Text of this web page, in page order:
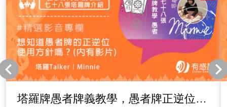
塔羅牌愚者牌義教學，愚者牌正逆位怎